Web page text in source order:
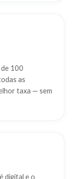
100
as
taxa — sem
digital e o